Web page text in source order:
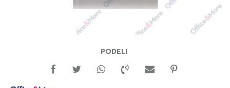
PODELI